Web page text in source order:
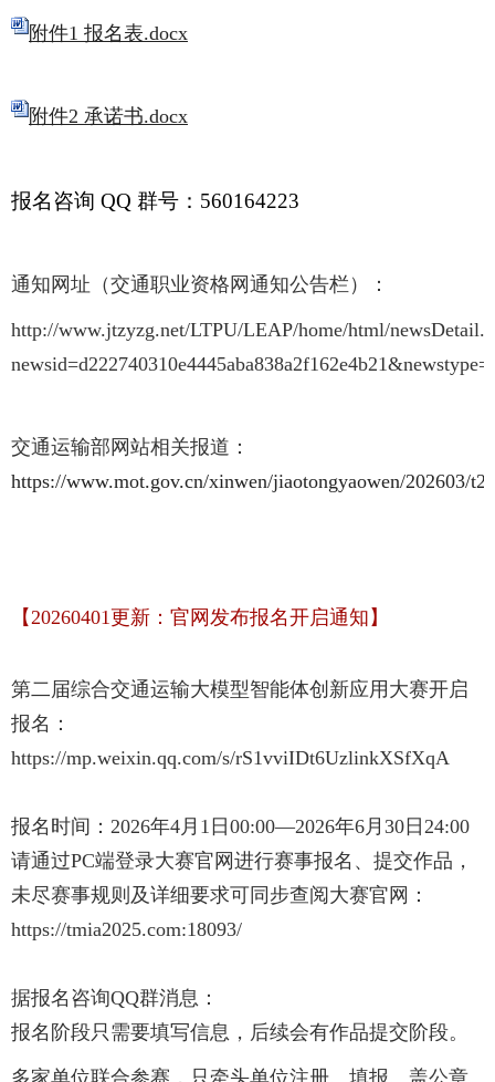
附件1 报名表.docx
附件2 承诺书.docx
报名咨询 QQ 群号：560164223
通知网址（交通职业资格网通知公告栏）：
http://www.jtzyzg.net/LTPU/LEAP/home/html/
交通运输部网站相关报道：
https://www.mot.gov.cn/xinwen/jiaotongyaowen/202603/
【20260401更新：官网发布报名开启通知】
第二届综合交通运输大模型智能体创新应用大赛开启
报名：
https://mp.weixin.qq.com/s/rS1vviIDt6UzlinkXSfXqA
报名时间：2026年4月1日00:00—2026年6月30日24:00
请通过PC端登录大赛官网进行赛事报名、提交作品，
未尽赛事规则及详细要求可同步查阅大赛官网：
https://tmia2025.com:18093/
据报名咨询QQ群消息：
报名阶段只需要填写信息，后续会有作品提交阶段。